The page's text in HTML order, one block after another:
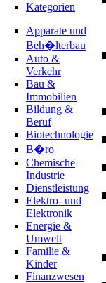
Kategorien
Apparate und
Beh�lterbau
Auto &
Verkehr
Bau &
Immobilien
Bildung &
Beruf
Biotechnologie
B�ro
Chemische
Industrie
Dienstleistung
Elektro- und
Elektronik
Energie &
Umwelt
Familie &
Kinder
Finanzwesen